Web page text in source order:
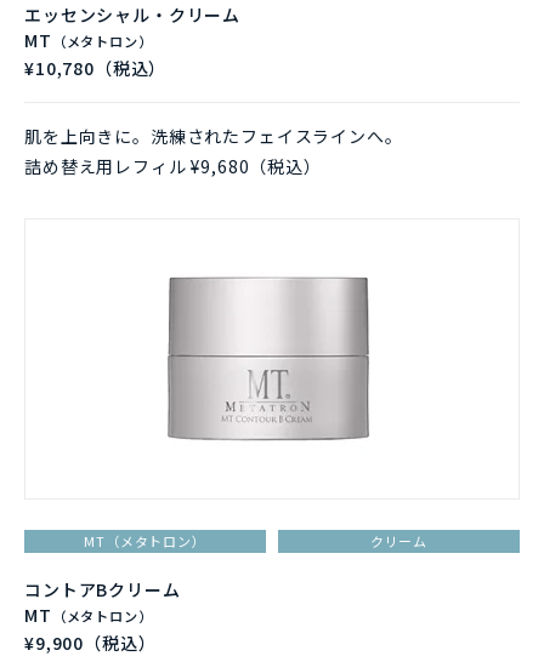
エッセンシャル・クリーム
MT
（メタトロン）
¥10,780（税込）
肌を上向きに。洗練されたフェイスラインへ。
詰め替え用レフィル ¥9,680（税込）
MT（メタトロン） クリーム
コントアBクリーム
MT
（メタトロン）
¥9,900（税込）